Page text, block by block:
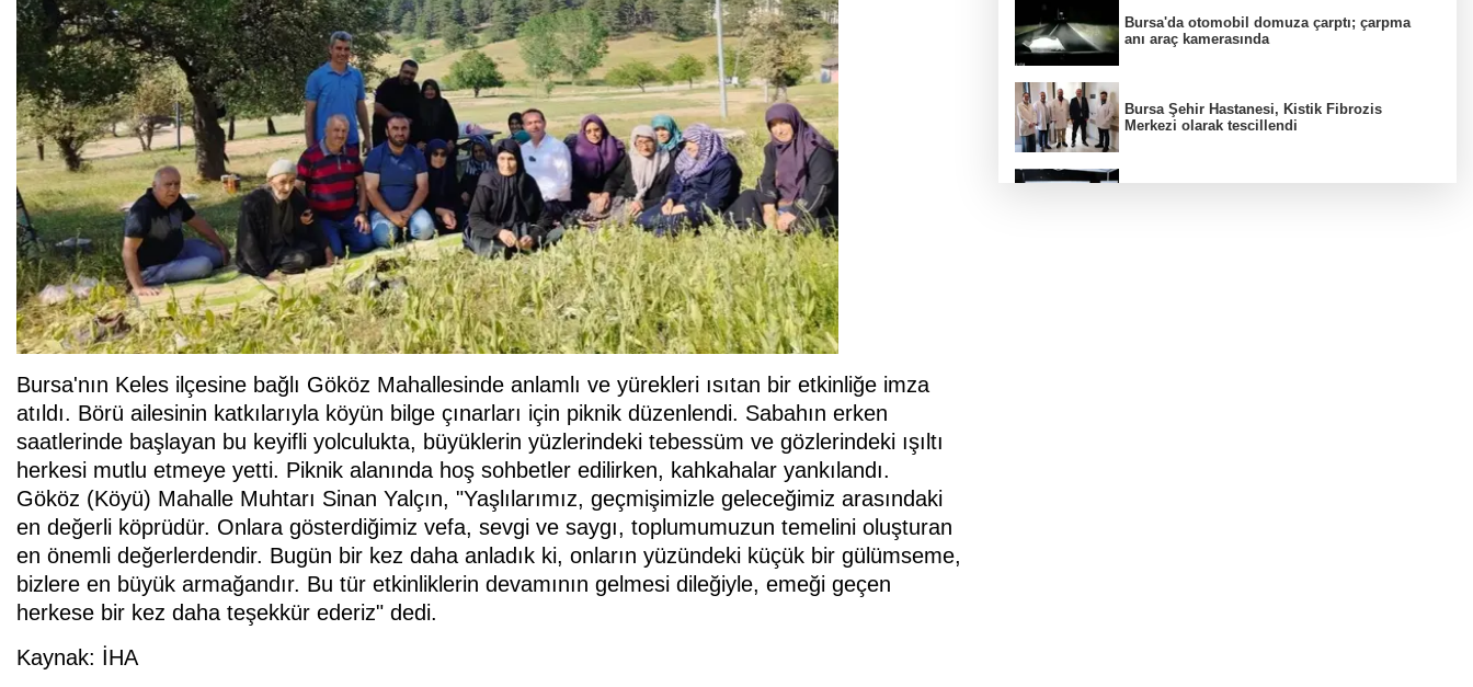
Bursa'nın Keles ilçesine bağlı Gököz Mahallesinde anlamlı ve yürekleri ısıtan bir etkinliğe imza
atıldı. Börü ailesinin katkılarıyla köyün bilge çınarları için piknik düzenlendi. Sabahın erken
saatlerinde başlayan bu keyifli yolculukta, büyüklerin yüzlerindeki tebessüm ve gözlerindeki ışıltı
herkesi mutlu etmeye yetti. Piknik alanında hoş sohbetler edilirken, kahkahalar yankılandı.
Gököz (Köyü) Mahalle Muhtarı Sinan Yalçın, "Yaşlılarımız, geçmişimizle geleceğimiz arasındaki
en değerli köprüdür. Onlara gösterdiğimiz vefa, sevgi ve saygı, toplumumuzun temelini oluşturan
en önemli değerlerdendir. Bugün bir kez daha anladık ki, onların yüzündeki küçük bir gülümseme,
bizlere en büyük armağandır. Bu tür etkinliklerin devamının gelmesi dileğiyle, emeği geçen
herkese bir kez daha teşekkür ederiz" dedi.
Kaynak: İHA
Bursa'da otomobil domuza çarptı; çarpma
anı araç kamerasında
Bursa Şehir Hastanesi, Kistik Fibrozis
Merkezi olarak tescillendi